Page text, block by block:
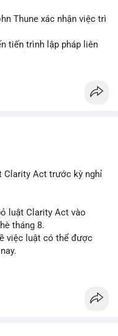
Thune xác nhận việc trì
tiến trình lập pháp liên
Clarity Act trước kỳ nghỉ
luật Clarity Act vào
tháng 8.
việc luật có thể được